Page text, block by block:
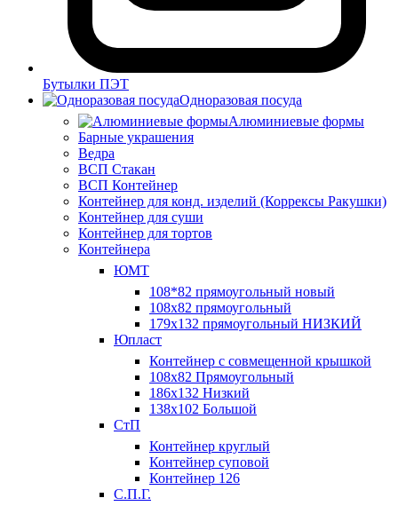
Бутылки ПЭТ
Одноразовая посуда
Алюминиевые формы
Барные украшения
Ведра
ВСП Стакан
ВСП Контейнер
Контейнер для конд. изделий (Коррексы Ракушки)
Контейнер для суши
Контейнер для тортов
Контейнера
ЮМТ
108*82 прямоугольный новый
108х82 прямоугольный
179х132 прямоугольный НИЗКИЙ
Юпласт
Контейнер с совмещенной крышкой
108х82 Прямоугольный
186х132 Низкий
138х102 Большой
СтП
Контейнер круглый
Контейнер суповой
Контейнер 126
С.П.Г.